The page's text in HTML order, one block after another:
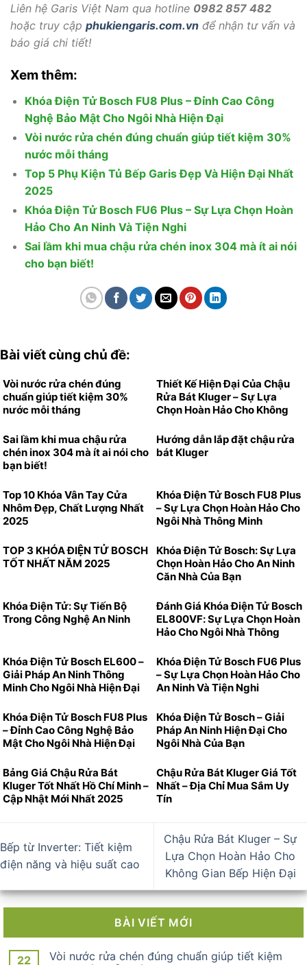
Liên hệ Garis Việt Nam qua hotline 0982 857 482
hoặc truy cập phukiengaris.com.vn để nhận tư vấn và
báo giá chi tiết!
Xem thêm:
Khóa Điện Tử Bosch FU8 Plus – Đỉnh Cao Công
Nghệ Bảo Mật Cho Ngôi Nhà Hiện Đại
Vòi nước rửa chén đúng chuẩn giúp tiết kiệm 30%
nước mỗi tháng
Top 5 Phụ Kiện Tủ Bếp Garis Đẹp Và Hiện Đại Nhất
2025
Khóa Điện Tử Bosch FU6 Plus – Sự Lựa Chọn Hoàn
Hảo Cho An Ninh Và Tiện Nghi
Sai lầm khi mua chậu rửa chén inox 304 mà ít ai nói
cho bạn biết!
Bài viết cùng chủ đề:
Vòi nước rửa chén đúng
chuẩn giúp tiết kiệm 30%
nước mỗi tháng
Thiết Kế Hiện Đại Của Chậu
Rửa Bát Kluger – Sự Lựa
Chọn Hoàn Hảo Cho Không
Sai lầm khi mua chậu rửa
chén inox 304 mà ít ai nói cho
bạn biết!
Hướng dẫn lắp đặt chậu rửa
bát Kluger
Top 10 Khóa Vân Tay Cửa
Nhôm Đẹp, Chất Lượng Nhất
2025
Khóa Điện Tử Bosch FU8 Plus
– Sự Lựa Chọn Hoàn Hảo Cho
Ngôi Nhà Thông Minh
TOP 3 KHÓA ĐIỆN TỬ BOSCH
TỐT NHẤT NĂM 2025
Khóa Điện Tử Bosch: Sự Lựa
Chọn Hoàn Hảo Cho An Ninh
Căn Nhà Của Bạn
Khóa Điện Tử: Sự Tiến Bộ
Trong Công Nghệ An Ninh
Đánh Giá Khóa Điện Tử Bosch
EL800VF: Sự Lựa Chọn Hoàn
Hảo Cho Ngôi Nhà Thông
Khóa Điện Tử Bosch EL600 –
Giải Pháp An Ninh Thông
Minh Cho Ngôi Nhà Hiện Đại
Khóa Điện Tử Bosch FU6 Plus
– Sự Lựa Chọn Hoàn Hảo Cho
An Ninh Và Tiện Nghi
Khóa Điện Tử Bosch FU8 Plus
– Đỉnh Cao Công Nghệ Bảo
Mật Cho Ngôi Nhà Hiện Đại
Khóa Điện Tử Bosch – Giải
Pháp An Ninh Hiện Đại Cho
Ngôi Nhà Của Bạn
Bảng Giá Chậu Rửa Bát
Kluger Tốt Nhất Hồ Chí Minh –
Cập Nhật Mới Nhất 2025
Chậu Rửa Bát Kluger Giá Tốt
Nhất – Địa Chỉ Mua Sắm Uy
Tín
Bếp từ Inverter: Tiết kiệm
điện năng và hiệu suất cao
Chậu Rửa Bát Kluger – Sự
Lựa Chọn Hoàn Hảo Cho
Không Gian Bếp Hiện Đại
BÀI VIẾT MỚI
22
Vòi nước rửa chén đúng chuẩn giúp tiết kiệm